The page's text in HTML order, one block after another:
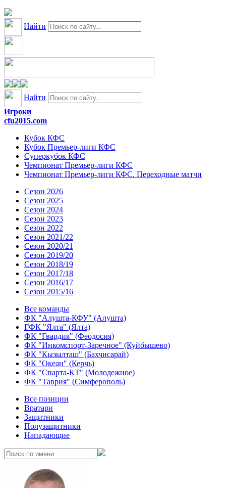
Найти
Найти
Игроки
cfu2015.com
Кубок КФС
Кубок Премьер-лиги КФС
Суперкубок КФС
Чемпионат Премьер-лиги КФС
Чемпионат Премьер-лиги КФС. Переходные матчи
Сезон 2026
Сезон 2025
Сезон 2024
Сезон 2023
Сезон 2022
Сезон 2021/22
Сезон 2020/21
Сезон 2019/20
Сезон 2018/19
Сезон 2017/18
Сезон 2016/17
Сезон 2015/16
Все команды
ФК "Алушта-КФУ" (Алушта)
ГФК "Ялта" (Ялта)
ФК "Гвардия" (Феодосия)
ФК "Инкомспорт-Заречное" (Куйбышево)
ФК "Кызылташ" (Бахчисарай)
ФК "Океан" (Керчь)
ФК "Спарта-КТ" (Молодежное)
ФК "Таврия" (Симферополь)
Все позиции
Вратари
Защитники
Полузащитники
Нападающие